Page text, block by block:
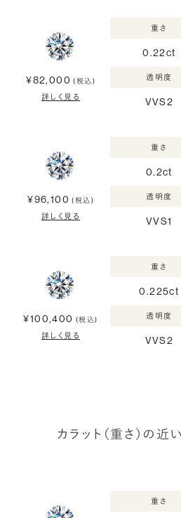
¥82,000 (税込)
詳しく見る
重さ
0.22ct
透明度
VVS2
¥96,100 (税込)
詳しく見る
重さ
0.2ct
透明度
VVS1
¥100,400 (税込)
詳しく見る
重さ
0.225ct
透明度
VVS2
カラット（重さ）の近
重さ